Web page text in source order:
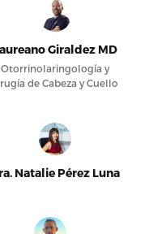
Giraldez MD
Otorrinolaringología y
de Cabeza y Cuello
Natalie Pérez Luna